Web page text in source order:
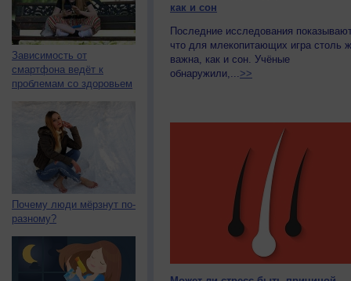
Зависимость от
смартфона ведёт к
проблемам со здоровьем
Почему люди мёрзнут по-
разному?
как и сон
Последние исследования
что для млекопитающих игра столь
важна, как и сон. Учёные
обнаружили,... >>